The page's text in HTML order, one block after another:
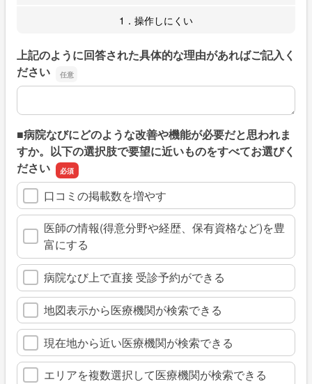
1．操作しにくい
上記のように回答された具体的な理由があればご記入く
ださい
上記のように回答された具体的な理由があればご記入くだ
■病院なびにどのような改善や機能が必要だと思われま
すか。以下の選択肢で要望に近いものをすべてお選びく
ださい
口コミの掲載数を増やす
医師の情報(得意分野や経歴、保有資格など)を豊
富にする
病院なび上で直接 受診予約ができる
地図表示から医療機関が検索できる
現在地から近い医療機関が検索できる
エリアを複数選択して医療機関が検索できる